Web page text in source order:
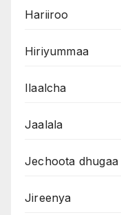
Hariiroo
Hiriyummaa
Ilaalcha
Jaalala
Jechoota dhugaa
Jireenya